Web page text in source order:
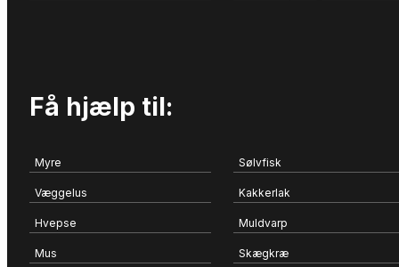
Få hjælp til:
Myre Sølvfisk
Væggelus Kakkerlak
Hvepse Muldvarp
Mus Skægkræ